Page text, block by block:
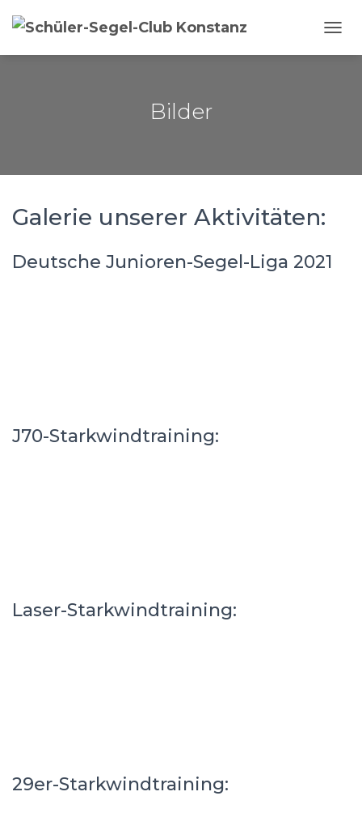
Bilder
Galerie unserer Aktivitäten:
Deutsche Junioren-Segel-Liga 2021
J70-Starkwindtraining:
Laser-Starkwindtraining:
29er-Starkwindtraining: